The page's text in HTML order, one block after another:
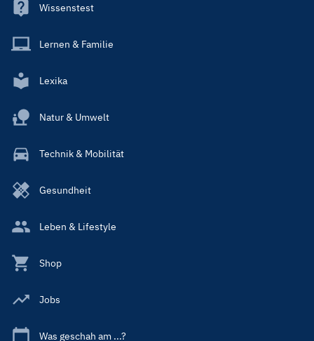
Wissenstest
Lernen & Familie
Lexika
Natur & Umwelt
Technik & Mobilität
Gesundheit
Leben & Lifestyle
Shop
Jobs
Was geschah am ...?